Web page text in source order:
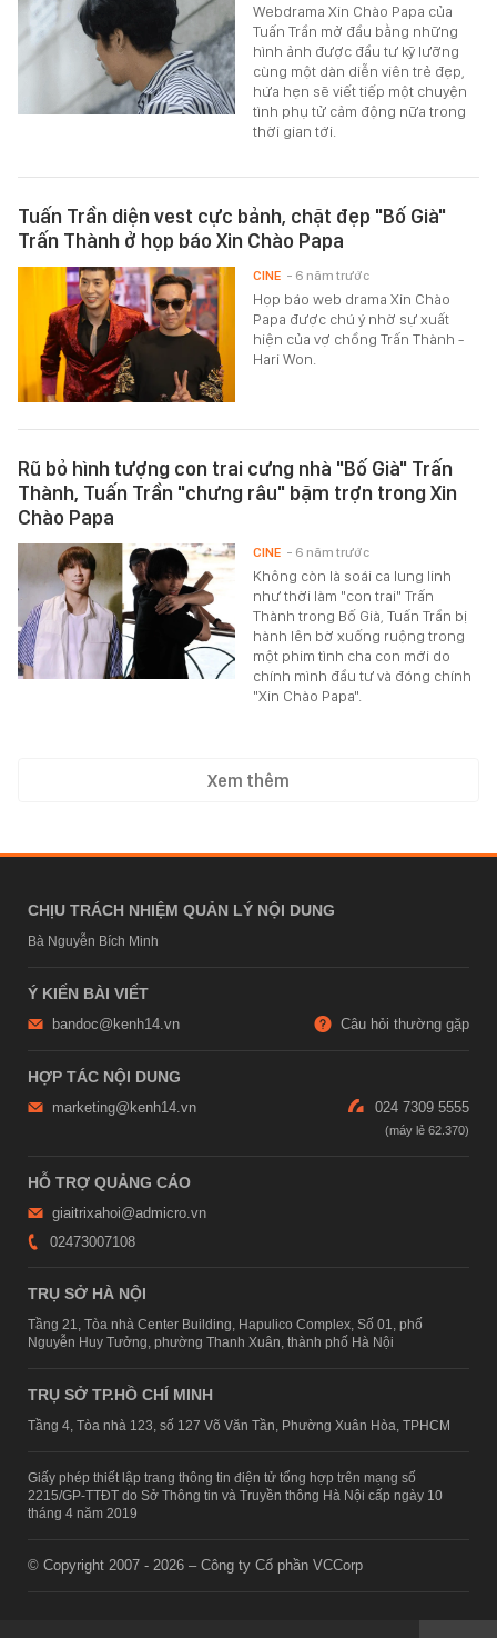
Webdrama Xin Chào Papa của
Tuấn Trần mở đầu bằng những
hình ảnh được đầu tư kỹ lưỡng
cùng một dàn diễn viên trẻ đẹp,
hứa hẹn sẽ viết tiếp một chuyện
tình phụ tử cảm động nữa trong
thời gian tới.
Tuấn Trần diện vest cực bảnh, chặt đẹp "Bố Già"
Trấn Thành ở họp báo Xin Chào Papa
Họp báo web drama Xin Chào
Papa được chú ý nhờ sự xuất
hiện của vợ chồng Trấn Thành -
Hari Won.
CINE - 6 năm trước
Rũ bỏ hình tượng con trai cưng nhà "Bố Già" Trấn
Thành, Tuấn Trần "chưng râu" bặm trợn trong Xin
Chào Papa
Không còn là soái ca lung linh
như thời làm "con trai" Trấn
Thành trong Bố Già, Tuấn Trần bị
hành lên bờ xuống ruộng trong
một phim tình cha con mới do
chính mình đầu tư và đóng chính
"Xin Chào Papa".
CINE - 6 năm trước
Xem thêm
CHỊU TRÁCH NHIỆM QUẢN LÝ NỘI DUNG
Bà Nguyễn Bích Minh
Ý KIẾN BÀI VIẾT
bandoc@kenh14.vn Câu hỏi thường gặp
HỢP TÁC NỘI DUNG
marketing@kenh14.vn 024 7309 5555
HỖ TRỢ QUẢNG CÁO
giaitrixahoi@admicro.vn
02473007108
TRỤ SỞ HÀ NỘI
Tầng 21, Tòa nhà Center Building, Hapulico Complex, Số 01, phố
Nguyễn Huy Tưởng, phường Thanh Xuân, thành phố Hà Nội
TRỤ SỞ TP.HỒ CHÍ MINH
Tầng 4, Tòa nhà 123, số 127 Võ Văn Tần, Phường Xuân Hòa, TPHCM
Giấy phép thiết lập trang thông tin điện tử tổng hợp trên mạng số
2215/GP-TTĐT do Sở Thông tin và Truyền thông Hà Nội cấp ngày 10
tháng 4 năm 2019
© Copyright 2007 - 2026 – Công ty Cổ phần VCCorp